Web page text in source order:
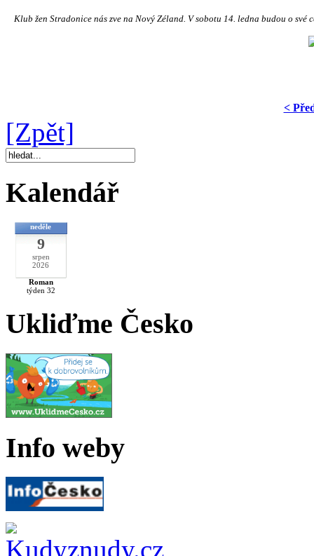
Klub žen Stradonice nás zve na Nový Zéland. V sobotu 14. ledna budou o
<
[Zpět]
Kalendář
neděle
9
srpen
2026
Roman
týden 32
Ukliďme Česko
Info weby